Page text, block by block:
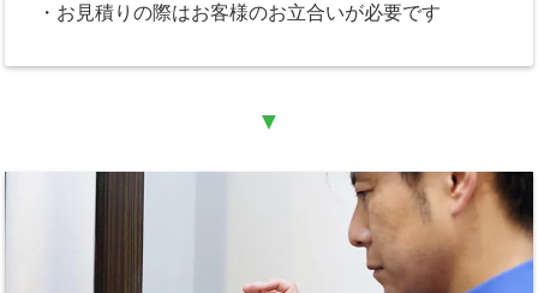
・お見積りの際はお客様のお立合いが必要です
▼